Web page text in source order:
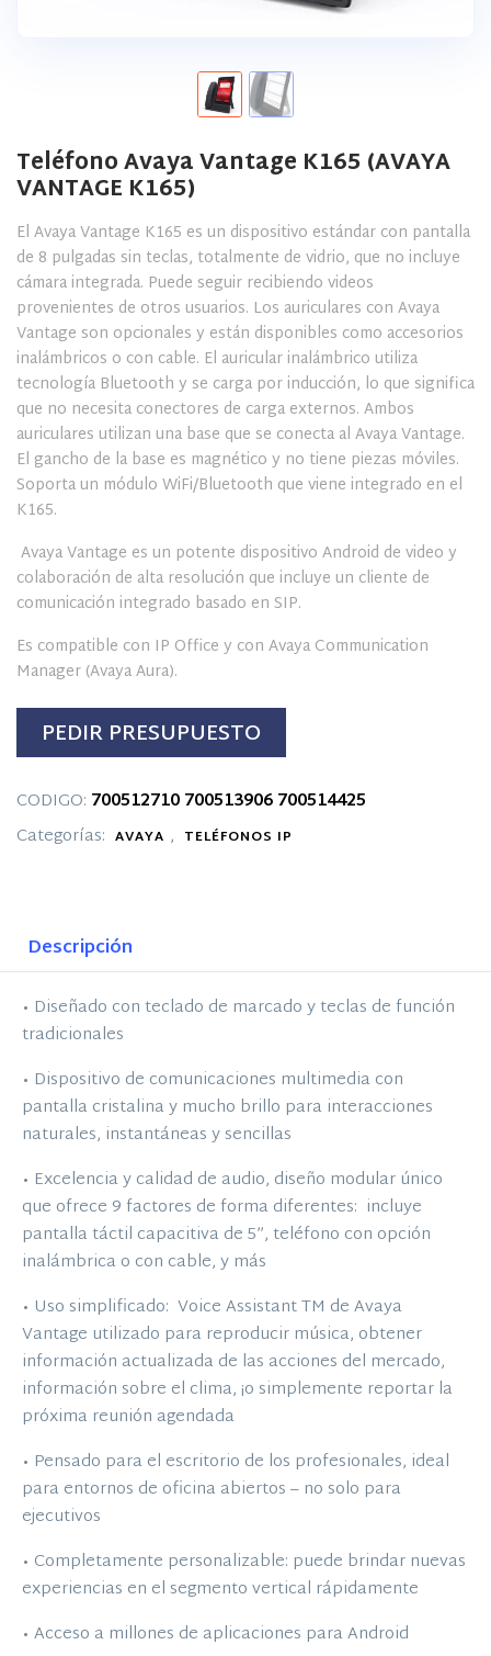
Teléfono Avaya Vantage K165 (AVAYA
VANTAGE K165)
El Avaya Vantage K165 es un dispositivo estándar con pantalla
de 8 pulgadas sin teclas, totalmente de vidrio, que no incluye
cámara integrada. Puede seguir recibiendo videos
provenientes de otros usuarios. Los auriculares con Avaya
Vantage son opcionales y están disponibles como accesorios
inalámbricos o con cable. El auricular inalámbrico utiliza
tecnología Bluetooth y se carga por inducción, lo que significa
que no necesita conectores de carga externos. Ambos
auriculares utilizan una base que se conecta al Avaya Vantage.
El gancho de la base es magnético y no tiene piezas móviles.
Soporta un módulo WiFi/Bluetooth que viene integrado en el
K165.
Avaya Vantage es un potente dispositivo Android de video y
colaboración de alta resolución que incluye un cliente de
comunicación integrado basado en SIP.
Es compatible con IP Office y con Avaya Communication
Manager (Avaya Aura).
PEDIR PRESUPUESTO
CODIGO: 700512710700513906700514425
Categorías: AVAYA , TELÉFONOS IP
Descripción
• Diseñado con teclado de marcado y teclas de función
tradicionales
• Dispositivo de comunicaciones multimedia con
pantalla cristalina y mucho brillo para interacciones
naturales, instantáneas y sencillas
• Excelencia y calidad de audio, diseño modular único
que ofrece 9 factores de forma diferentes: incluye
pantalla táctil capacitiva de 5”, teléfono con opción
inalámbrica o con cable, y más
• Uso simplificado: Voice Assistant TM de Avaya
Vantage utilizado para reproducir música, obtener
información actualizada de las acciones del mercado,
información sobre el clima, ¡o simplemente reportar la
próxima reunión agendada
• Pensado para el escritorio de los profesionales, ideal
para entornos de oficina abiertos – no solo para
ejecutivos
• Completamente personalizable: puede brindar nuevas
experiencias en el segmento vertical rápidamente
• Acceso a millones de aplicaciones para Android